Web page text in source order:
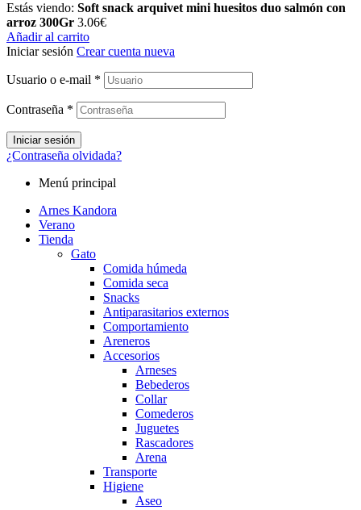
Estás viendo: Soft snack arquivet mini huesitos duo salmón con
arroz 300Gr 3.06€
Añadir al carrito
Iniciar sesión Crear cuenta nueva
Usuario o e-mail *
Contraseña *
Iniciar sesión
¿Contraseña olvidada?
Menú principal
Arnes Kandora
Verano
Tienda
Gato
Comida húmeda
Comida seca
Snacks
Antiparasitarios externos
Comportamiento
Areneros
Accesorios
Arneses
Bebederos
Collar
Comederos
Juguetes
Rascadores
Arena
Transporte
Higiene
Aseo